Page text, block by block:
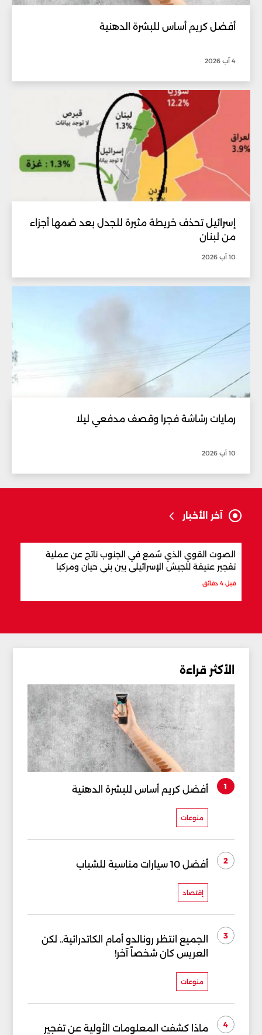
أفضل كريم أساس للبشرة الدهنية
4 آب 2026
إسرائيل تحذف خريطة مثيرة للجدل بعد ضمها أجزاء
من لبنان
10 آب 2026
رمايات رشاشة فجرا وقصف مدفعي ليلا
10 آب 2026
آخر الأخبار
الصوت القوي الذي سُمع في الجنوب ناتج عن عملية
تفجير عنيفة للجيش الإسرائيلي بين بني حيان ومركبا
قبل 4 دقائق
الأكثر قراءة
1 أفضل كريم أساس للبشرة الدهنية
منوعات
2 أفضل 10 سيارات مناسبة للشباب
إقتصاد
3
الجميع انتظر رونالدو أمام الكاتدرائية.. لكن
العريس كان شخصاً آخر!
منوعات
4
ماذا كشفت المعلومات الأولية عن تفجير